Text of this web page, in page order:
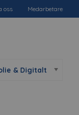
oss Medarbetare